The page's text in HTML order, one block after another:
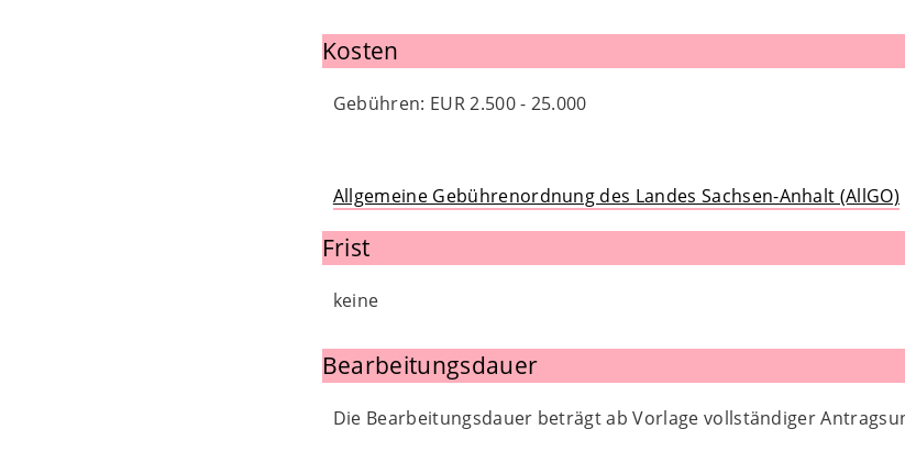
Kosten
Gebühren: EUR 2.500 - 25.000
Allgemeine Gebührenordnung des Landes Sachsen-Anhalt (AllGO)
Frist
keine
Bearbeitungsdauer
Die Bearbeitungsdauer beträgt ab Vorlage vollständiger